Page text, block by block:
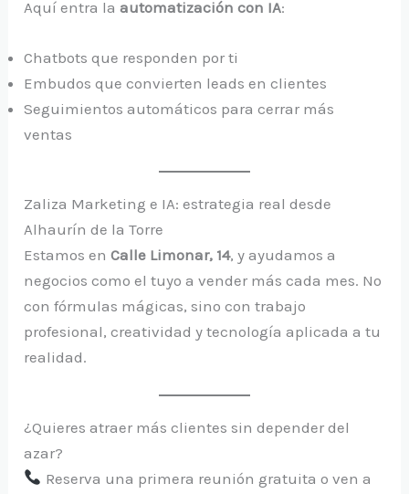
Aquí entra laautomatización con IA:
Chatbots que responden por ti
Embudos que convierten leads en clientes
Seguimientos automáticos para cerrar más
ventas
Zaliza Marketing e IA: estrategia real desde
Alhaurín de la Torre
Estamos enCalle Limonar, 14, y ayudamos a
negocios como el tuyo a vender más cada mes. No
con fórmulas mágicas, sino con trabajo
profesional, creatividad y tecnología aplicada a tu
realidad.
¿Quieres atraer más clientes sin depender del
azar?
Reserva una primera reunión gratuita o ven a